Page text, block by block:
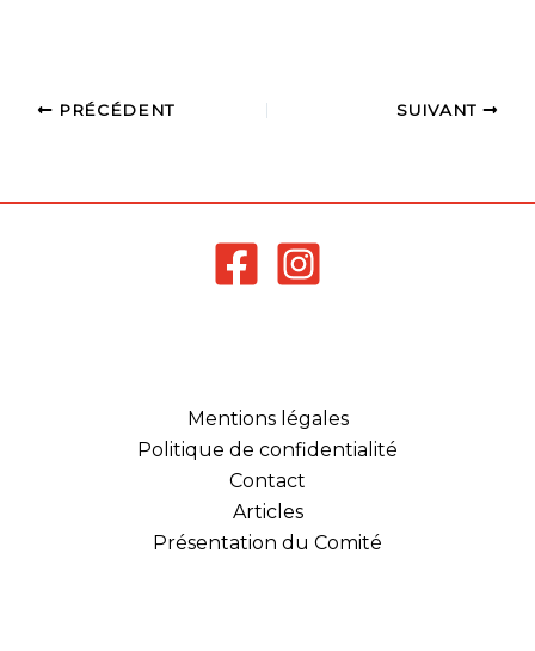
PRÉCÉDENT SUIVANT
Mentions légales
Politique de confidentialité
Contact
Articles
Présentation du Comité